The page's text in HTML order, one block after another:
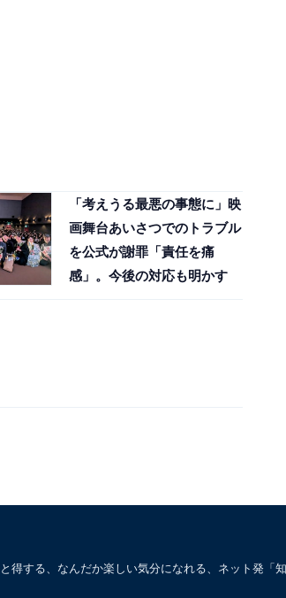
「考えうる最悪の事態に」映
画舞台あいさつでのトラブル
を公式が謝罪「責任を痛
感」。今後の対応も明かす
する、なんだか楽しい気分になれる、ネット発「